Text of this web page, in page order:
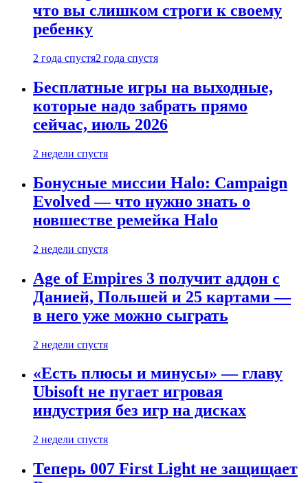
что вы слишком строги к своему
ребенку
2 года спустя2 года спустя
Бесплатные игры на выходные,
которые надо забрать прямо
сейчас, июль 2026
2 недели спустя
Бонусные миссии Halo: Campaign
Evolved — что нужно знать о
новшестве ремейка Halo
2 недели спустя
Age of Empires 3 получит аддон с
Данией, Польшей и 25 картами —
в него уже можно сыграть
2 недели спустя
«Есть плюсы и минусы» — главу
Ubisoft не пугает игровая
индустрия без игр на дисках
2 недели спустя
Теперь 007 First Light не защищает